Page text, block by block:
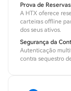
Prova de Reservas
A HTX oferece
carteiras offline
dos seus ativos.
Segurança da
Autenticação
contra sequestro